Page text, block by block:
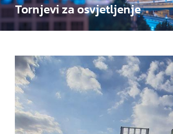
Tornjevi za osvjetljenje